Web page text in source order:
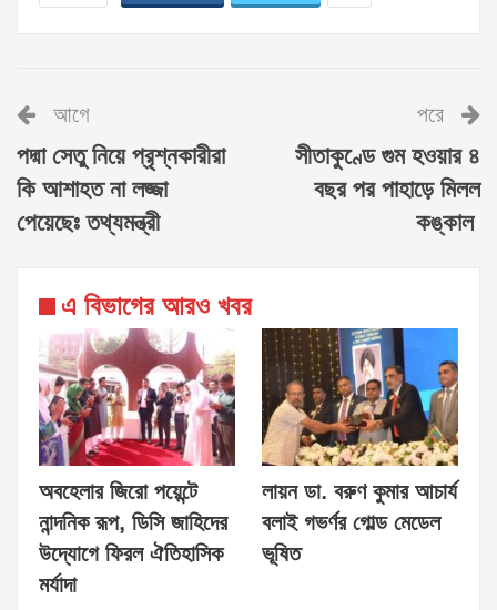
আগে
পদ্মা সেতু নিয়ে প্রৃশ্নকারীরা
কি আশাহত না লজ্জা
পেয়েছেঃ তথ্যমন্ত্রী
পরে
সীতাকুণ্ডে গুম হওয়ার ৪
বছর পর পাহাড়ে মিলল
কঙ্কাল
এ বিভাগের আরও খবর
অবহেলার জিরো পয়েন্টে
নান্দনিক রূপ, ডিসি জাহিদের
উদ্যোগে ফিরল ঐতিহাসিক
মর্যাদা
লায়ন ডা. বরুণ কুমার আচার্য
বলাই গভর্ণর গোল্ড মেডেল
ভূষিত